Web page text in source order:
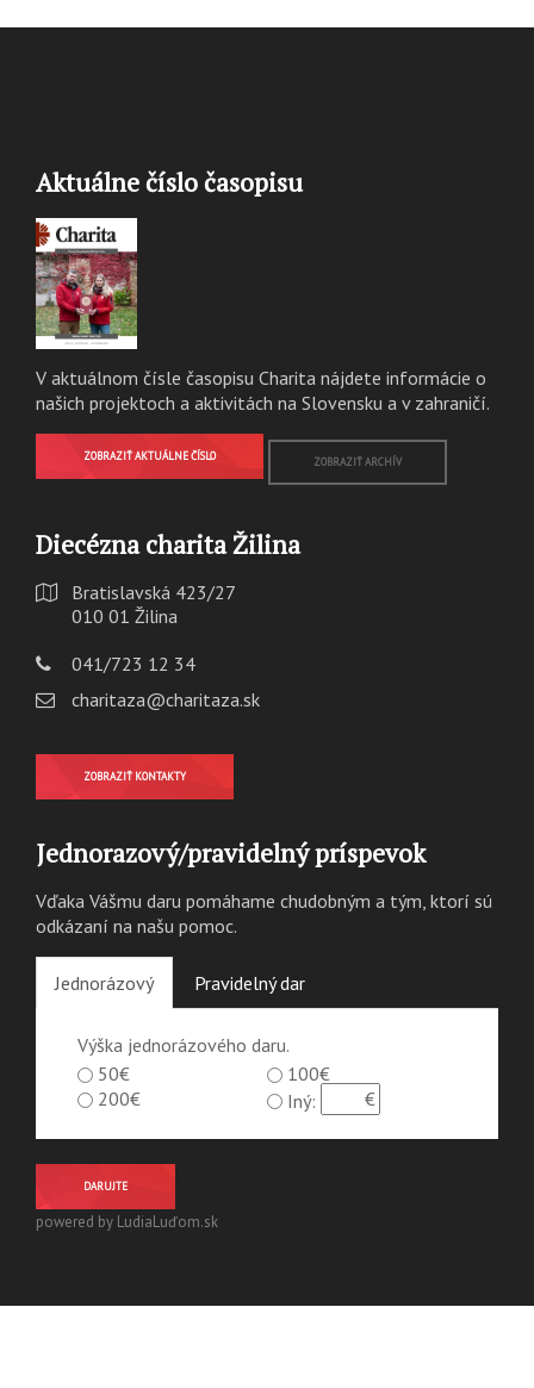
Aktuálne číslo časopisu
V aktuálnom čísle časopisu Charita nájdete informácie o
našich projektoch a aktivitách na Slovensku a v zahraničí.
ZOBRAZIŤ AKTUÁLNE ČÍSLO ZOBRAZIŤ ARCHÍV
Diecézna charita Žilina
Bratislavská 423/27
010 01 Žilina
041/723 12 34
charitaza@charitaza.sk
ZOBRAZIŤ KONTAKTY
Jednorazový/pravidelný príspevok
Vďaka Vášmu daru pomáhame chudobným a tým, ktorí sú
odkázaní na našu pomoc.
Jednorázový Pravidelný dar
Výška jednorázového daru.
50€
100€
200€
Iný:
DARUJTE
powered by LudiaLuďom.sk